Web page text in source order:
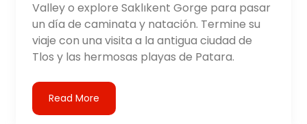
Valley o explore Saklıkent Gorge para pasar
un día de caminata y natación. Termine su
viaje con una visita a la antigua ciudad de
Tlos y las hermosas playas de Patara.
Read More